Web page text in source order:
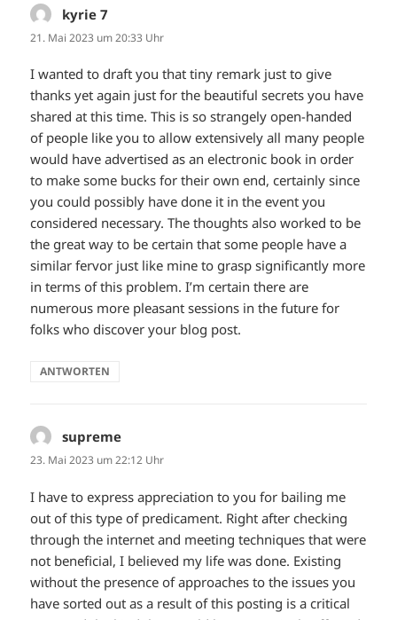
kyrie 7
21. Mai 2023 um 20:33 Uhr
I wanted to draft you that tiny remark just to give
thanks yet again just for the beautiful secrets you have
shared at this time. This is so strangely open-handed
of people like you to allow extensively all many people
would have advertised as an electronic book in order
to make some bucks for their own end, certainly since
you could possibly have done it in the event you
considered necessary. The thoughts also worked to be
the great way to be certain that some people have a
similar fervor just like mine to grasp significantly more
in terms of this problem. I’m certain there are
numerous more pleasant sessions in the future for
folks who discover your blog post.
ANTWORTEN
supreme
23. Mai 2023 um 22:12 Uhr
I have to express appreciation to you for bailing me
out of this type of predicament. Right after checking
through the internet and meeting techniques that were
not beneficial, I believed my life was done. Existing
without the presence of approaches to the issues you
have sorted out as a result of this posting is a critical